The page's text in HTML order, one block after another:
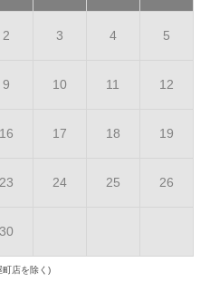
2 3 4 5
9 10 11 12
16 17 18 19
23 24 25 26
30
店を除く)